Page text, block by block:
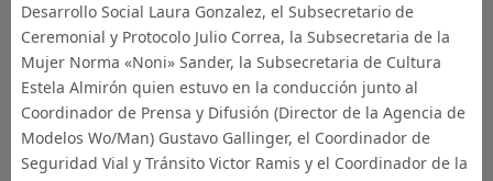
Desarrollo Social Laura Gonzalez, el Subsecretario de
Ceremonial y Protocolo Julio Correa, la Subsecretaria de la
Mujer Norma «Noni» Sander, la Subsecretaria de Cultura
Estela Almirón quien estuvo en la conducción junto al
Coordinador de Prensa y Difusión (Director de la Agencia de
Modelos Wo/Man) Gustavo Gallinger, el Coordinador de
Seguridad Vial y Tránsito Victor Ramis y el Coordinador de la